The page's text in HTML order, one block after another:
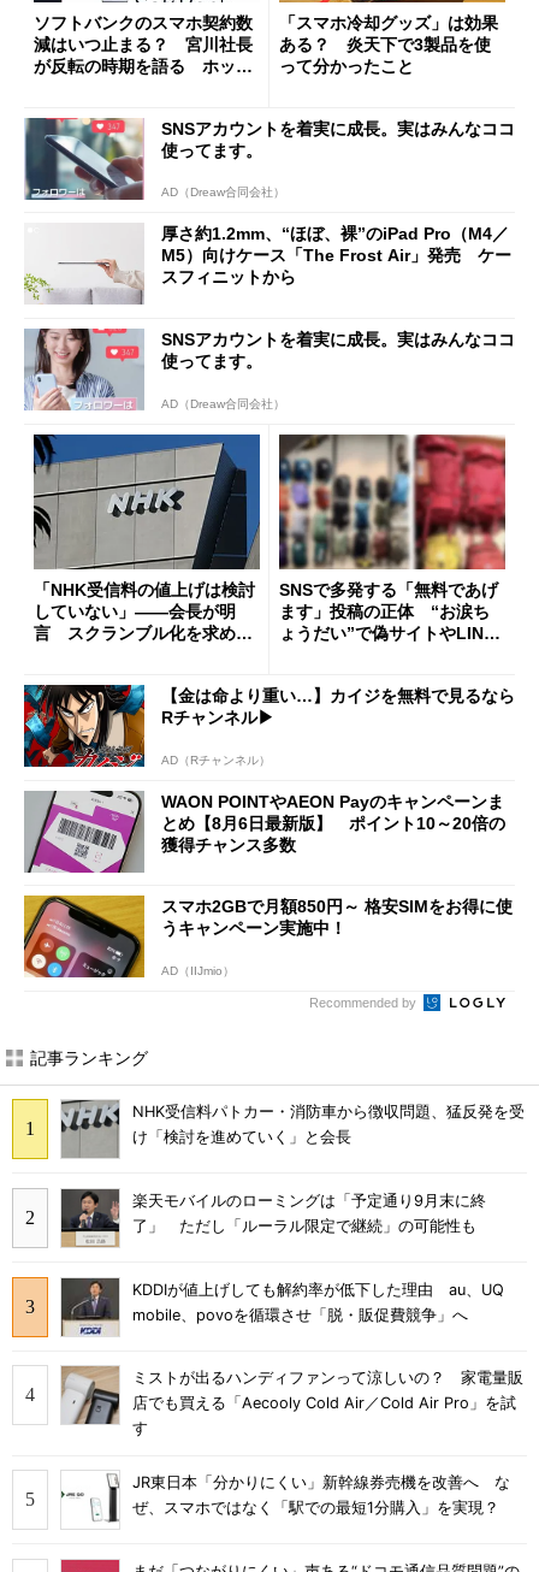
ソフトバンクのスマホ契約数
減はいつ止まる？ 宮川社長
が反転の時期を語る ホッピ
「スマホ冷却グッズ」は効果
ある？ 炎天下で3製品を使
って分かったこと
SNSアカウントを着実に成長。実はみんなココ
使ってます。
AD（Dreaw合同会社）
厚さ約1.2mm、“ほぼ、裸”のiPad Pro（M4／
M5）向けケース「The Frost Air」発売 ケー
スフィニットから
SNSアカウントを着実に成長。実はみんなココ
使ってます。
AD（Dreaw合同会社）
「NHK受信料の値上げは検討
していない」――会長が明
言 スクランブル化を求める
SNSで多発する「無料であげ
ます」投稿の正体 “お涙ち
ょうだい”で偽サイトやLINE
【金は命より重い…】カイジを無料で見るなら
Rチャンネル▶︎
AD（Rチャンネル）
WAON POINTやAEON Payのキャンペーンま
とめ【8月6日最新版】 ポイント10～20倍の
獲得チャンス多数
スマホ2GBで月額850円～ 格安SIMをお得に使
うキャンペーン実施中！
AD（IIJmio）
Recommended by
記事ランキング
NHK受信料パトカー・消防車から徴収問題、猛反発を受
け「検討を進めていく」と会長
楽天モバイルのローミングは「予定通り9月末に終
了」 ただし「ルーラル限定で継続」の可能性も
KDDIが値上げしても解約率が低下した理由 au、UQ
mobile、povoを循環させ「脱・販促費競争」へ
ミストが出るハンディファンって涼しいの？ 家電量販
店でも買える「Aecooly Cold Air／Cold Air Pro」を試
す
JR東日本「分かりにくい」新幹線券売機を改善へ な
ぜ、スマホではなく「駅での最短1分購入」を実現？